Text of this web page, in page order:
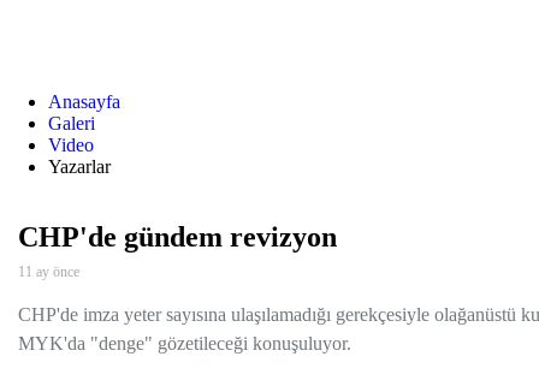
Anasayfa
Galeri
Video
Yazarlar
CHP'de gündem revizyon
11 ay önce
CHP'de imza yeter sayısına ulaşılamadığı gerekçesiyle
MYK'da "denge" gözetileceği konuşuluyor.